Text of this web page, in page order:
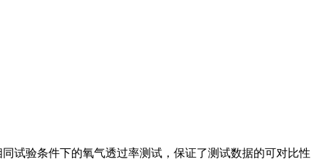
试验条件下的氧气透过率测试，保证了测试数据的可对比性